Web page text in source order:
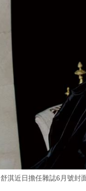
舒淇近日擔任雜誌6月號封